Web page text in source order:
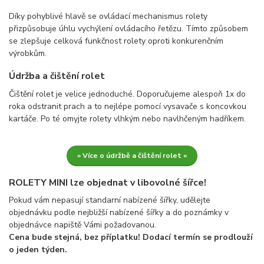
Díky pohyblivé hlavě se ovládací mechanismus rolety
přizpůsobuje úhlu vychýlení ovládacího řetězu. Tímto způsobem
se zlepšuje celková funkčnost rolety oproti konkurenčním
výrobkům.
Údržba a čištění rolet
Čištění rolet je velice jednoduché. Doporučujeme alespoň 1x do
roka odstranit prach a to nejlépe pomocí vysavače s koncovkou
kartáče. Po té omyjte rolety vlhkým nebo navlhčeným hadříkem.
» Více o údržbě a čištění rolet «
ROLETY MINI lze objednat v libovolné šířce!
Pokud vám nepasují standarní nabízené šířky, udělejte
objednávku podle nejbližší nabízené šířky a do poznámky v
objednávce napiště Vámi požadovanou.
Cena bude stejná, bez příplatku! Dodací termín se prodlouží
o jeden týden.